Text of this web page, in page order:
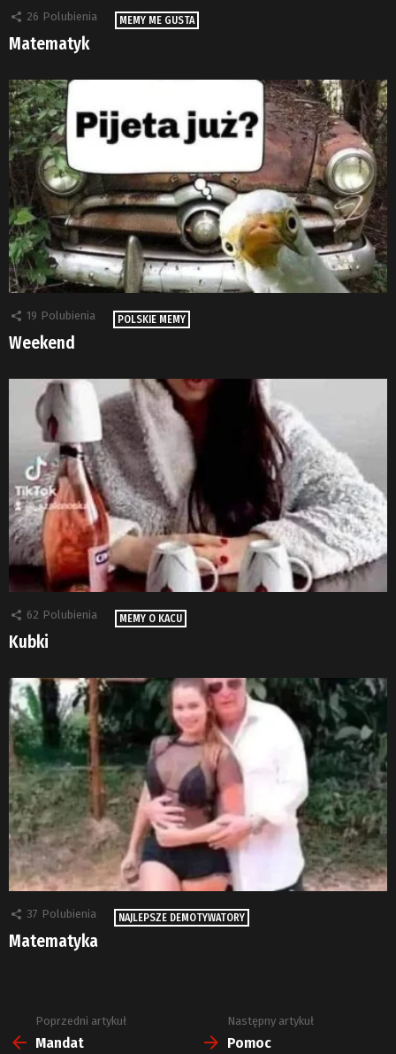
26 Polubienia MEMY ME GUSTA
Matematyk
19 Polubienia POLSKIE MEMY
Weekend
62 Polubienia MEMY O KACU
Kubki
37 Polubienia NAJLEPSZE DEMOTYWATORY
Matematyka
Zobacz
więcej
Poprzedni artykuł
Mandat
Następny artykuł
Pomoc